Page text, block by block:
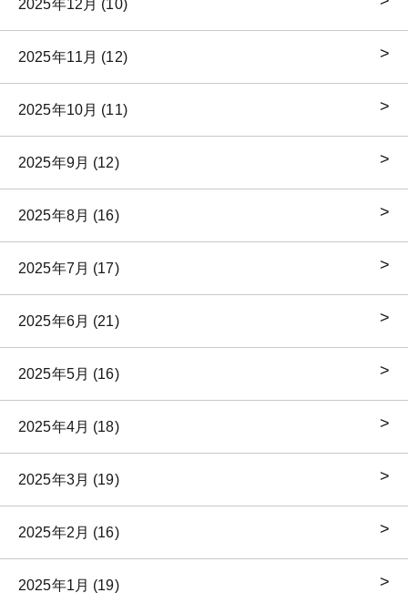
2025年12月 (10)
2025年11月 (12)
2025年10月 (11)
2025年9月 (12)
2025年8月 (16)
2025年7月 (17)
2025年6月 (21)
2025年5月 (16)
2025年4月 (18)
2025年3月 (19)
2025年2月 (16)
2025年1月 (19)